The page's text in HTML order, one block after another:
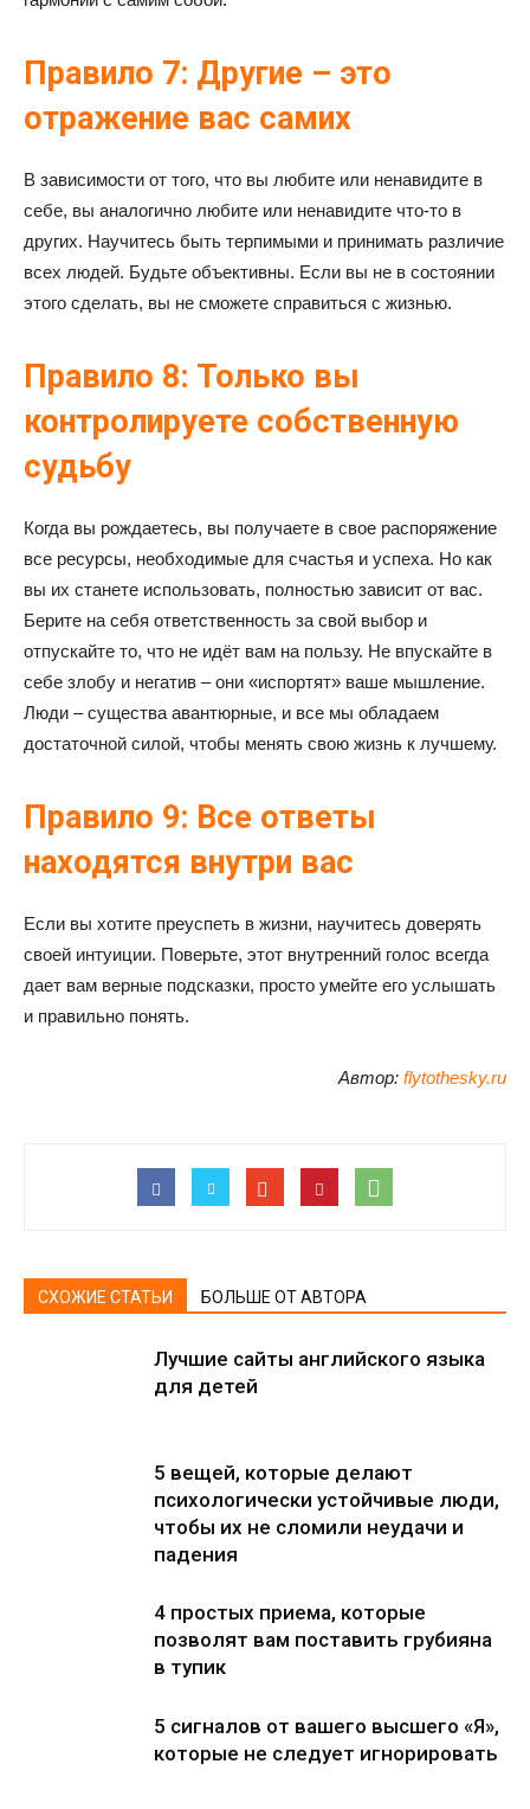
Правило 7: Другие – это
отражение вас самих
В зависимости от того, что вы любите или ненавидите в
себе, вы аналогично любите или ненавидите что-то в
других. Научитесь быть терпимыми и принимать различие
всех людей. Будьте объективны. Если вы не в состоянии
этого сделать, вы не сможете справиться с жизнью.
Правило 8: Только вы
контролируете собственную
судьбу
Когда вы рождаетесь, вы получаете в свое распоряжение
все ресурсы, необходимые для счастья и успеха. Но как
вы их станете использовать, полностью зависит от вас.
Берите на себя ответственность за свой выбор и
отпускайте то, что не идёт вам на пользу. Не впускайте в
себе злобу и негатив – они «испортят» ваше мышление.
Люди – существа авантюрные, и все мы обладаем
достаточной силой, чтобы менять свою жизнь к лучшему.
Правило 9: Все ответы
находятся внутри вас
Если вы хотите преуспеть в жизни, научитесь доверять
своей интуиции. Поверьте, этот внутренний голос всегда
дает вам верные подсказки, просто умейте его услышать
и правильно понять.
Автор: flytothesky.ru
СХОЖИЕ СТАТЬИ БОЛЬШЕ ОТ АВТОРА
Лучшие сайты английского языка
для детей
5 вещей, которые делают
психологически устойчивые люди,
чтобы их не сломили неудачи и
падения
4 простых приема, которые
позволят вам поставить грубияна
в тупик
5 сигналов от вашего высшего «Я»,
которые не следует игнорировать